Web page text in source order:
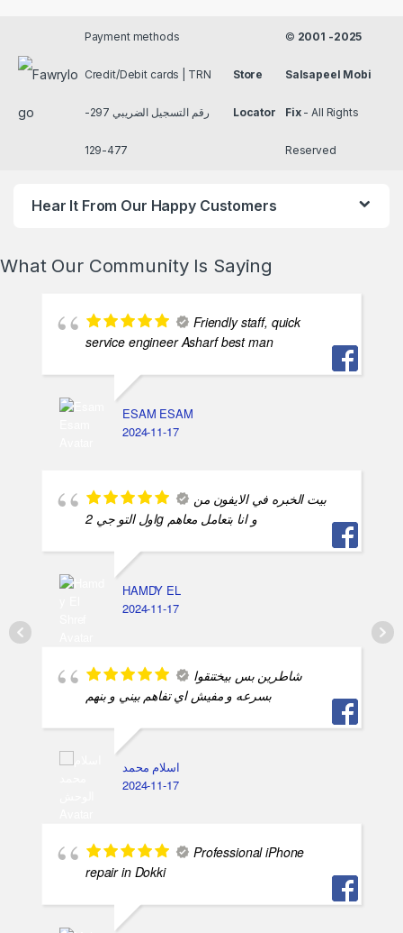
Payment methods
Credit/Debit cards | TRN
رقم التسجيل الضريبي 297-
477-129
Store
Locator
© 2001 -2025
Salsapeel Mobi
Fix- All Rights
Reserved
Hear It From Our Happy Customers
What Our Community Is Saying
Friendly staff, quick
service engineer Asharf best man
ESAM ESAM
2024-11-17
بيت الخبره في الايفون من
اول التو جي 2g و انا بتعامل معاهم
HAMDY EL
2024-11-17
شاطرين بس بيختنقوا
بسرعه و مفيش اي تفاهم بيني و بنهم
اسلام محمد
2024-11-17
Professional iPhone
repair in Dokki